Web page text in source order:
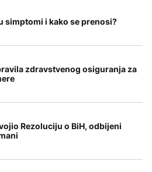
simptomi i kako se prenosi?
zdravstvenog osiguranja za
Rezoluciju o BiH, odbijeni